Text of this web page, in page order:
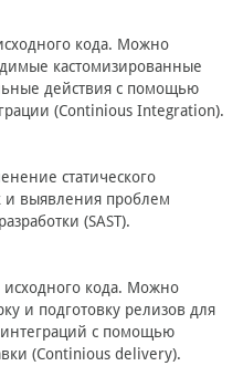
кода. Можно
кастомизированные
действия с помощью
(Continious Integration).
статического
и выявления проблем
(SAST).
исходного кода. Можно
и подготовку релизов для
с помощью
(Continious delivery).